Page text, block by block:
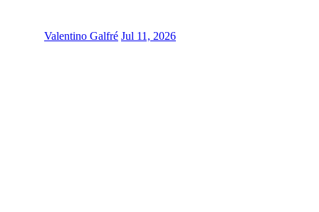
Valentino Galfré Jul 11, 2026